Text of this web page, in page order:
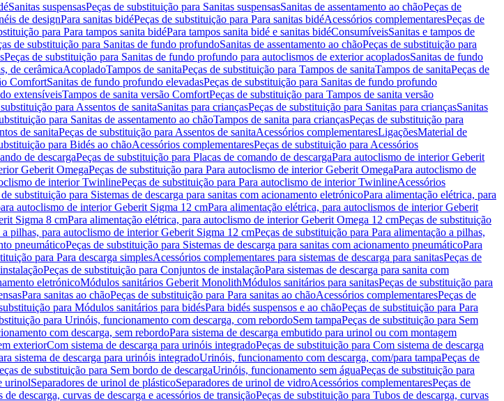
Sanitas suspensasPeças de substituição para Sanitas suspensasSanitas de assentamento ao chãoPeças de
de designPara sanitas bidéPeças de substituição para Para sanitas bidéAcessórios complementaresPeças de
para Para tampos sanita bidéPara tampos sanita bidé e sanitas bidéConsumíveisSanitas e tampos de
de substituição para Sanitas de fundo profundoSanitas de assentamento ao chãoPeças de substituição para
Peças de substituição para Sanitas de fundo profundo para autoclismos de exterior acopladosSanitas de fundo
de cerâmicaAcopladoTampos de sanitaPeças de substituição para Tampos de sanitaTampos de sanitaPeças de
ComfortSanitas de fundo profundo elevadasPeças de substituição para Sanitas de fundo profundo
extensíveisTampos de sanita versão ComfortPeças de substituição para Tampos de sanita versão
para Assentos de sanitaSanitas para criançasPeças de substituição para Sanitas para criançasSanitas
para Sanitas de assentamento ao chãoTampos de sanita para criançasPeças de substituição para
de sanitaPeças de substituição para Assentos de sanitaAcessórios complementaresLigaçõesMaterial de
para Bidés ao chãoAcessórios complementaresPeças de substituição para Acessórios
de descargaPeças de substituição para Placas de comando de descargaPara autoclismo de interior Geberit
Geberit OmegaPeças de substituição para Para autoclismo de interior Geberit OmegaPara autoclismo de
de interior TwinlinePeças de substituição para Para autoclismo de interior TwinlineAcessórios
de substituição para Sistemas de descarga para sanitas com acionamento eletrónicoPara alimentação elétrica, para
autoclismo de interior Geberit Sigma 12 cmPara alimentação elétrica, para autoclismos de interior Geberit
Sigma 8 cmPara alimentação elétrica, para autoclismo de interior Geberit Omega 12 cmPeças de substituição
a pilhas, para autoclismo de interior Geberit Sigma 12 cmPeças de substituição para Para alimentação a pilhas,
pneumáticoPeças de substituição para Sistemas de descarga para sanitas com acionamento pneumáticoPara
para Para descarga simplesAcessórios complementares para sistemas de descarga para sanitasPeças de
Peças de substituição para Conjuntos de instalaçãoPara sistemas de descarga para sanita com
eletrónicoMódulos sanitários Geberit MonolithMódulos sanitários para sanitasPeças de substituição para
Para sanitas ao chãoPeças de substituição para Para sanitas ao chãoAcessórios complementaresPeças de
para Módulos sanitários para bidésPara bidés suspensos e ao chãoPeças de substituição para Para
para Urinóis, funcionamento com descarga, com rebordoSem tampaPeças de substituição para Sem
com descarga, sem rebordoPara sistema de descarga embutido para urinol ou com montagem
exteriorCom sistema de descarga para urinóis integradoPeças de substituição para Com sistema de descarga
sistema de descarga para urinóis integradoUrinóis, funcionamento com descarga, com/para tampaPeças de
de substituição para Sem bordo de descargaUrinóis, funcionamento sem águaPeças de substituição para
urinolSeparadores de urinol de plásticoSeparadores de urinol de vidroAcessórios complementaresPeças de
de descarga, curvas de descarga e acessórios de transiçãoPeças de substituição para Tubos de descarga, curvas